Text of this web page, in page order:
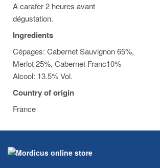
A carafer 2 heures avant
dégustation.
Ingredients
Cépages: Cabernet Sauvignon 65%,
Merlot 25%, Cabernet Franc10%
Alcool: 13.5% Vol.
Country of origin
France